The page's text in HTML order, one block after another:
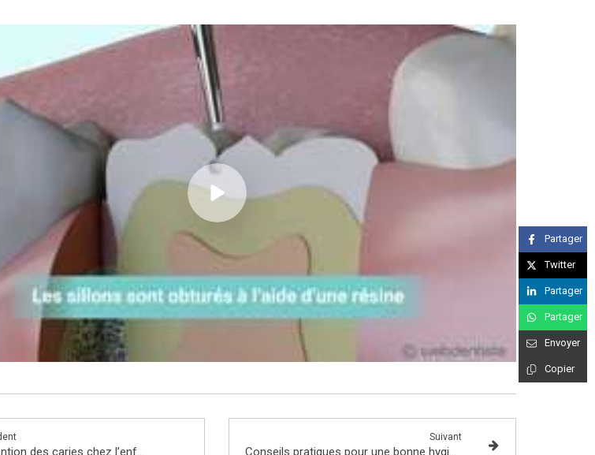
Suivant
Partager
Twitter
Partager
Partager
Envoyer
Copier